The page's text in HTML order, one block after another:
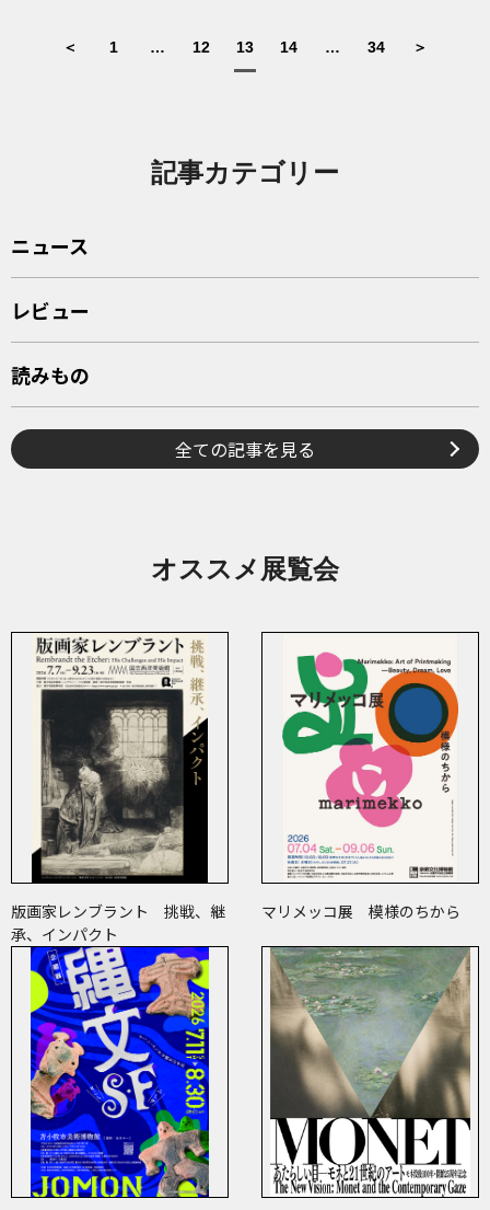
＜ 1 … 12 13 14 … 34 ＞
記事カテゴリー
ニュース
レビュー
読みもの
全ての記事を見る
オススメ展覧会
版画家レンブラント 挑戦、継
承、インパクト
マリメッコ展 模様のちから